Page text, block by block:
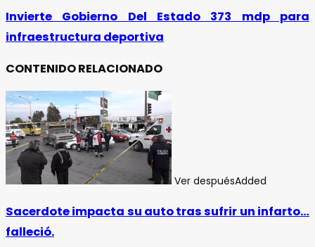
Invierte Gobierno Del Estado 373 mdp para
infraestructura deportiva
CONTENIDO RELACIONADO
Ver despuésAdded
Sacerdote impacta su auto tras sufrir un infarto…
falleció.